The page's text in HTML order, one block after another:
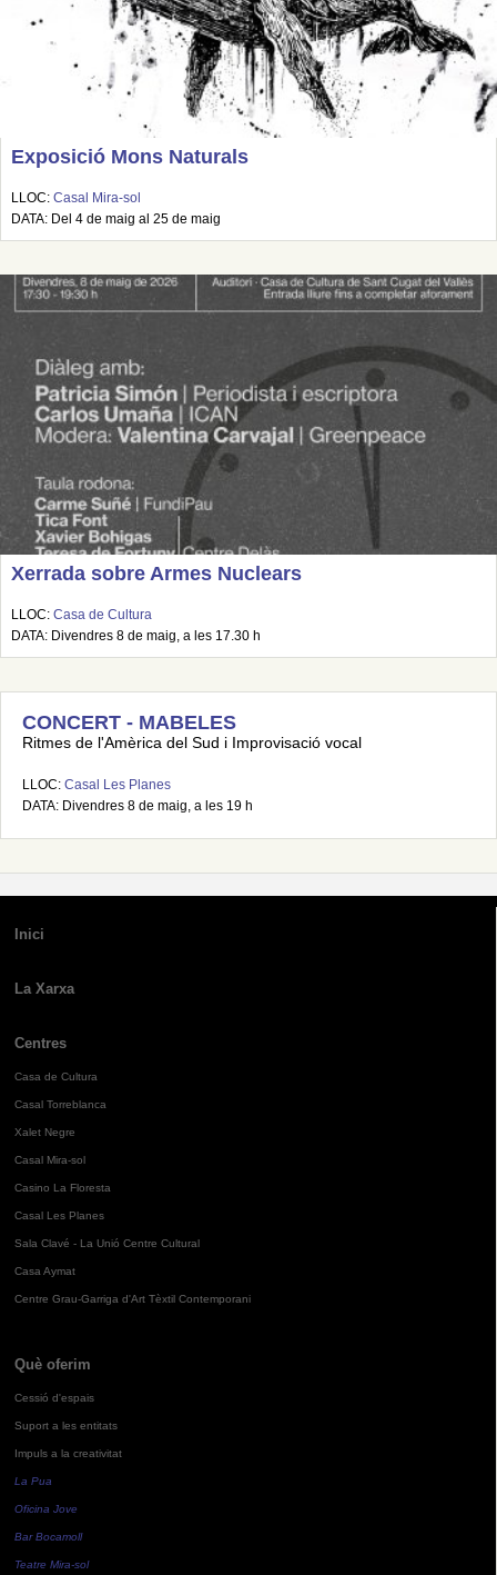
Exposició Mons Naturals
LLOC: Casal Mira-sol
DATA: Del 4 de maig al 25 de maig
Xerrada sobre Armes Nuclears
LLOC: Casa de Cultura
DATA: Divendres 8 de maig, a les 17.30 h
CONCERT - MABELES
Ritmes de l'Amèrica del Sud i Improvisació vocal
LLOC: Casal Les Planes
DATA: Divendres 8 de maig, a les 19 h
Inici
La Xarxa
Centres
Casa de Cultura
Casal Torreblanca
Xalet Negre
Casal Mira-sol
Casino La Floresta
Casal Les Planes
Sala Clavé - La Unió Centre Cultural
Casa Aymat
Centre Grau-Garriga d'Art Tèxtil Contemporani
Què oferim
Cessió d'espais
Suport a les entitats
Impuls a la creativitat
La Pua
Oficina Jove
Bar Bocamoll
Teatre Mira-sol